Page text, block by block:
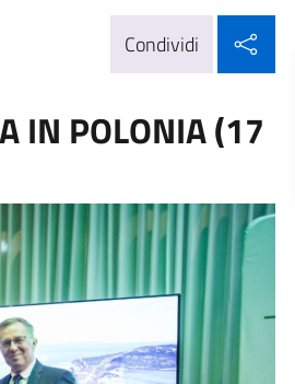
Condividi
IN POLONIA (17